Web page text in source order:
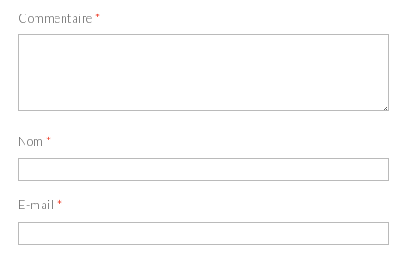
Commentaire *
Nom *
E-mail *